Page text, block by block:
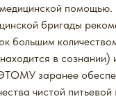
бригады
большим
в сознании)
заранее
чистой